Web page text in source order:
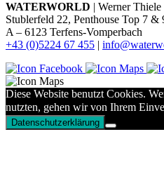
WATERWORLD | Werner
Stublerfeld 22, Penthouse Top 7 &
A – 6123 Terfens-Vomperbach
+43 (0)5224 67 455 |
Diese Website benutzt Cookies.
nutzten, gehen wir von Ihrem
Datenschutzerklärung